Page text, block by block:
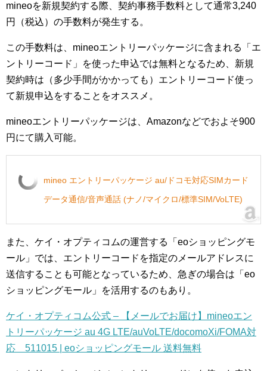
mineoを新規契約する際、契約事務手数料として通常3,240
円（税込）の手数料が発生する。
この手数料は、mineoエントリーパッケージに含まれる「エ
ントリーコード」を使った申込では無料となるため、新規
契約時は（多少手間がかかっても）エントリーコード使っ
て新規申込をすることをオススメ。
mineoエントリーパッケージは、Amazonなどでおよそ900
円にて購入可能。
mineo エントリーパッケージ au/ドコモ対応SIMカード
データ通信/音声通話 (ナノ/マイクロ/標準SIM/VoLTE)
また、ケイ・オプティコムの運営する「eoショッピングモ
ール」では、エントリーコードを指定のメールアドレスに
送信することも可能となっているため、急ぎの場合は「eo
ショッピングモール」を活用するのもあり。
ケイ・オプティコム公式 – 【メールでお届け】mineoエン
トリーパッケージ au 4G LTE/auVoLTE/docomoXi/FOMA対
応 511015 | eoショッピングモール 送料無料